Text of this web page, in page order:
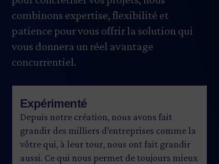
combinons expertise, flexibilité et
patience pour vous offrir la solution qui
vous donnera un réel avantage
concurrentiel.
Expérimenté
Depuis notre création, nous avons fait
grandir des milliers d’entreprises comme la
vôtre qui, à leur tour, nous ont fait grandir
aussi. Ce qui nous permet de toujours mieux